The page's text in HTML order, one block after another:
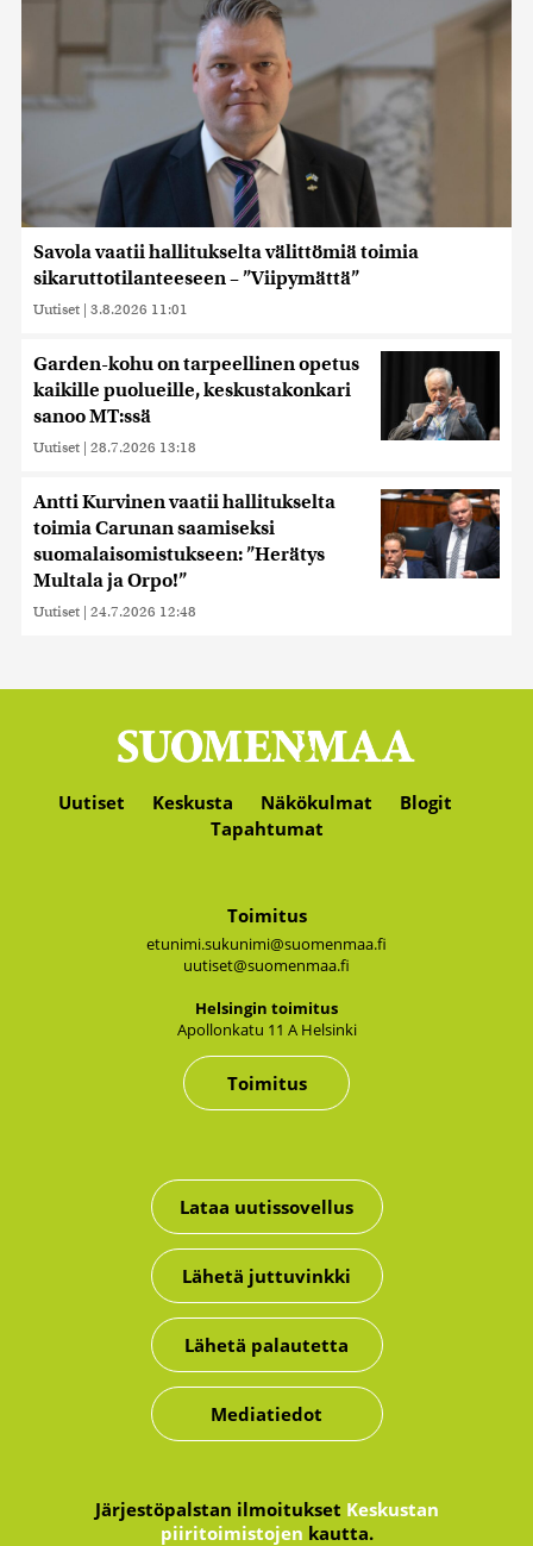
Savola vaatii hallitukselta välittömiä toimia
sikaruttotilanteeseen – ”Viipymättä”
Uutiset | 3.8.2026 11:01
Garden-kohu on tarpeellinen opetus
kaikille puolueille, keskustakonkari
sanoo MT:ssä
Uutiset | 28.7.2026 13:18
Antti Kurvinen vaatii hallitukselta
toimia Carunan saamiseksi
suomalaisomistukseen: ”Herätys
Multala ja Orpo!”
Uutiset | 24.7.2026 12:48
Uutiset Keskusta Näkökulmat
Blogit
Tapahtumat
Toimitus
etunimi.sukunimi@suomenmaa.fi
uutiset@suomenmaa.fi
Hel­sin­gin toi­mi­tus
Apol­lon­ka­tu 11 A Hel­sin­ki
Toimitus
Lataa uutissovellus
Lähetä juttuvinkki
Lähetä palautetta
Mediatiedot
Järjestöpalstan ilmoitukset Keskustan
piiritoimistojen kautta.